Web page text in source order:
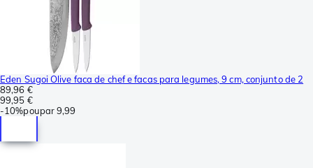
Eden Sugoi Olive faca de chef e facas para legumes, 9 cm, conjunto de 2
89,96 €
99,95 €
-10%poupar9,99